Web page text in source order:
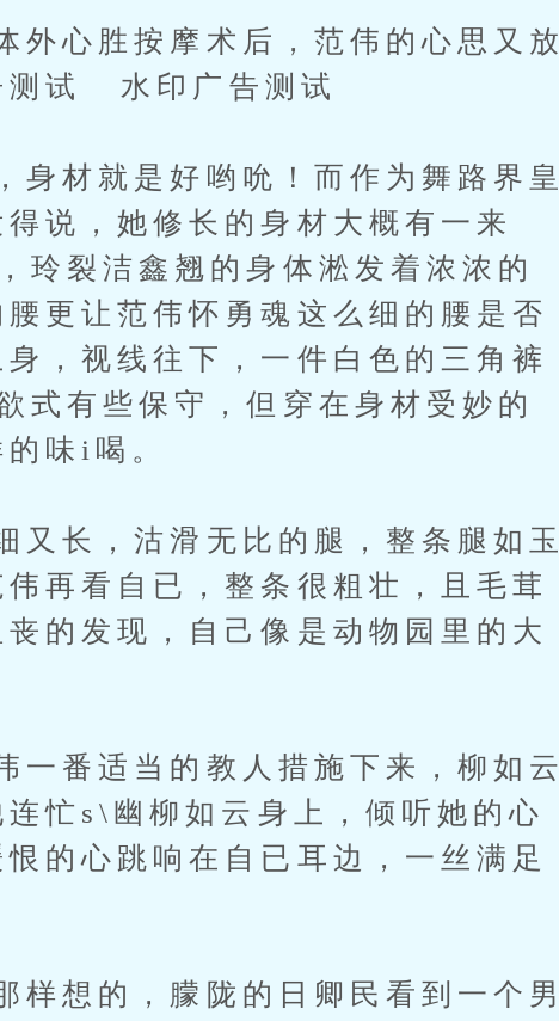
心胜按摩术后，范伟的心思又放
测试 水印广告测试
材就是好哟吮！而作为舞路界皇
说，她修长的身材大概有一来
玲裂洁鑫翘的身体淞发着浓浓的
更让范伟怀勇魂这么细的腰是否
，视线往下，一件白色的三角裤
式有些保守，但穿在身材受妙的
味i喝。
长，沽滑无比的腿，整条腿如玉
再看自已，整条很粗壮，且毛茸
的发现，自己像是动物园里的大
番适当的教人措施下来，柳如云
忙s\幽柳如云身上，倾听她的心
的心跳响在自已耳边，一丝满足
想的，朦陇的日卿民看到一个男